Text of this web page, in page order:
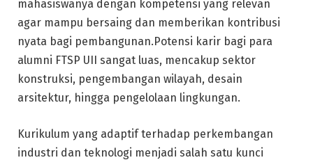
mahasiswanya dengan kompetensi yang relevan
agar mampu bersaing dan memberikan kontribusi
nyata bagi pembangunan.Potensi karir bagi para
alumni FTSP UII sangat luas, mencakup sektor
konstruksi, pengembangan wilayah, desain
arsitektur, hingga pengelolaan lingkungan.
Kurikulum yang adaptif terhadap perkembangan
industri dan teknologi menjadi salah satu kunci